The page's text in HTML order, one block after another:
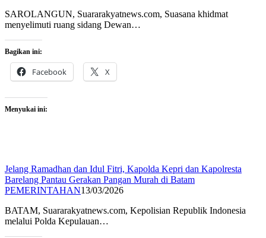
SAROLANGUN, Suararakyatnews.com, Suasana khidmat
menyelimuti ruang sidang Dewan…
Bagikan ini:
Facebook X
Menyukai ini:
Jelang Ramadhan dan Idul Fitri, Kapolda Kepri dan Kapolresta
Barelang Pantau Gerakan Pangan Murah di Batam
PEMERINTAHAN13/03/2026
BATAM, Suararakyatnews.com, Kepolisian Republik Indonesia
melalui Polda Kepulauan…